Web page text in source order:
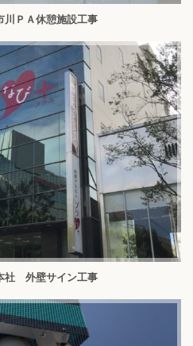
川ＰＡ休憩施設工事
社 外壁サイン工事